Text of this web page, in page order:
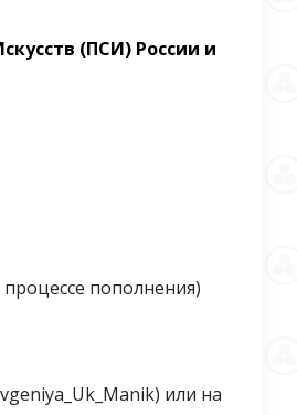
(ПСИ) России и
процессе пополнения)
или на